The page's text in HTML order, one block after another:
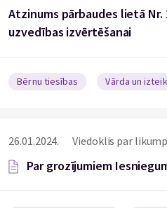
Atzinums pārbaudes lietā Nr.
uzvedības izvērtēšanai
Bērnu tiesības Vārda un
26.01.2024. Viedoklis par
Par grozījumiem